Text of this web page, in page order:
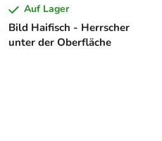
Bild Haifisch - Herrscher
unter der Oberfläche
Auf Lager